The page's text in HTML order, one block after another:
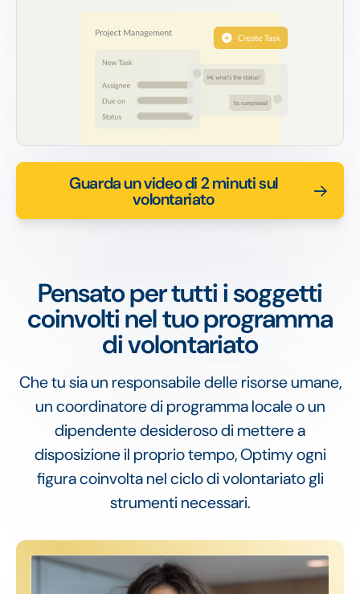
Guarda un video di 2 minuti sul
volontariato
Pensato per tutti i soggetti
coinvolti nel tuo programma
di volontariato
Che tu sia un responsabile delle risorse umane,
un coordinatore di programma locale o un
dipendente desideroso di mettere a
disposizione il proprio tempo, Optimy ogni
figura coinvolta nel ciclo di volontariato gli
strumenti necessari.